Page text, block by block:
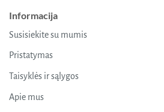
Informacija
Susisiekite su mumis
Pristatymas
Taisyklės ir sąlygos
Apie mus